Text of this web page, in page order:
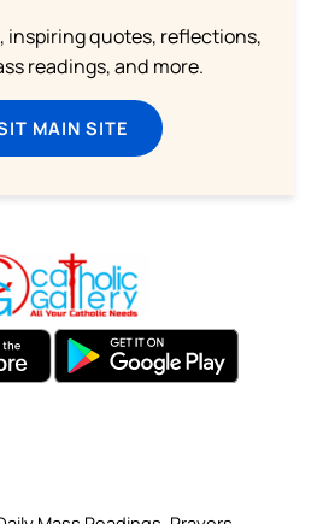
inspiring quotes, reflections,
readings, and more.
MAIN SITE